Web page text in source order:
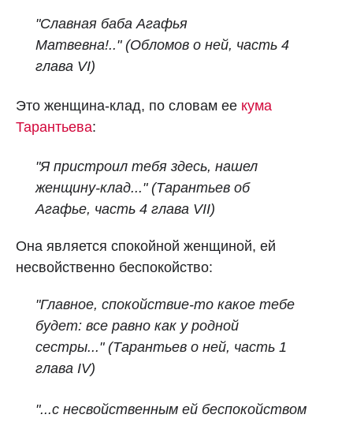
"Славная баба Агафья
Матвевна!.." (Обломов о ней, часть 4
глава VI)
Это женщина-клад, по словам ее кума
Тарантьева:
"Я пристроил тебя здесь, нашел
женщину-клад..." (Тарантьев об
Агафье, часть 4 глава VII)
Она является спокойной женщиной, ей
несвойственно беспокойство:
"Главное, спокойствие-то какое тебе
будет: все равно как у родной
сестры..." (Тарантьев о ней, часть 1
глава IV)
"...с несвойственным ей беспокойством